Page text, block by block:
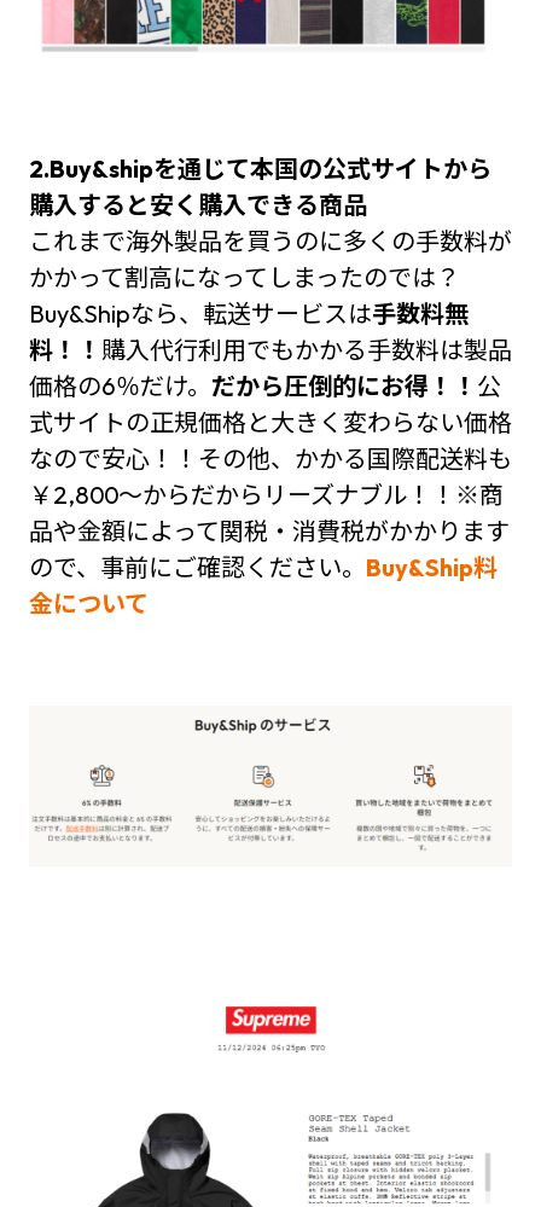
2.Buy&shipを通じて本国の公式サイトから
購入すると安く購入できる商品
これまで海外製品を買うのに多くの手数料が
かかって割高になってしまったのでは？
Buy&Shipなら、転送サービスは手数料無
料！！ 購入代行利用でもかかる手数料は製品
価格の6％だけ。 だから圧倒的にお得！！ 公
式サイトの正規価格と大きく変わらない価格
なので安心！！その他、かかる国際配送料も
￥2,800～からだからリーズナブル！！※商
品や金額によって関税・消費税がかかります
ので、事前にご確認ください。 Buy&Ship料
金について